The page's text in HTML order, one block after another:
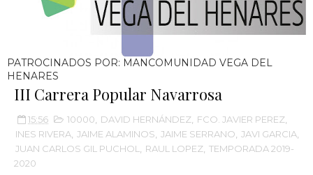
PATROCINADOS POR: MANCOMUNIDAD VEGA DEL
HENARES
III Carrera Popular Navarrosa
15:56 10000 DAVID HERNÁNDEZ FCO. JAVIER PEREZ
INES RIVERA JAIME ALAMINOS JAIME SERRANO JAVI GARCIA
JUAN CARLOS GIL PUCHOL
RAUL LOPEZ TEMPORADA 2019-
2020